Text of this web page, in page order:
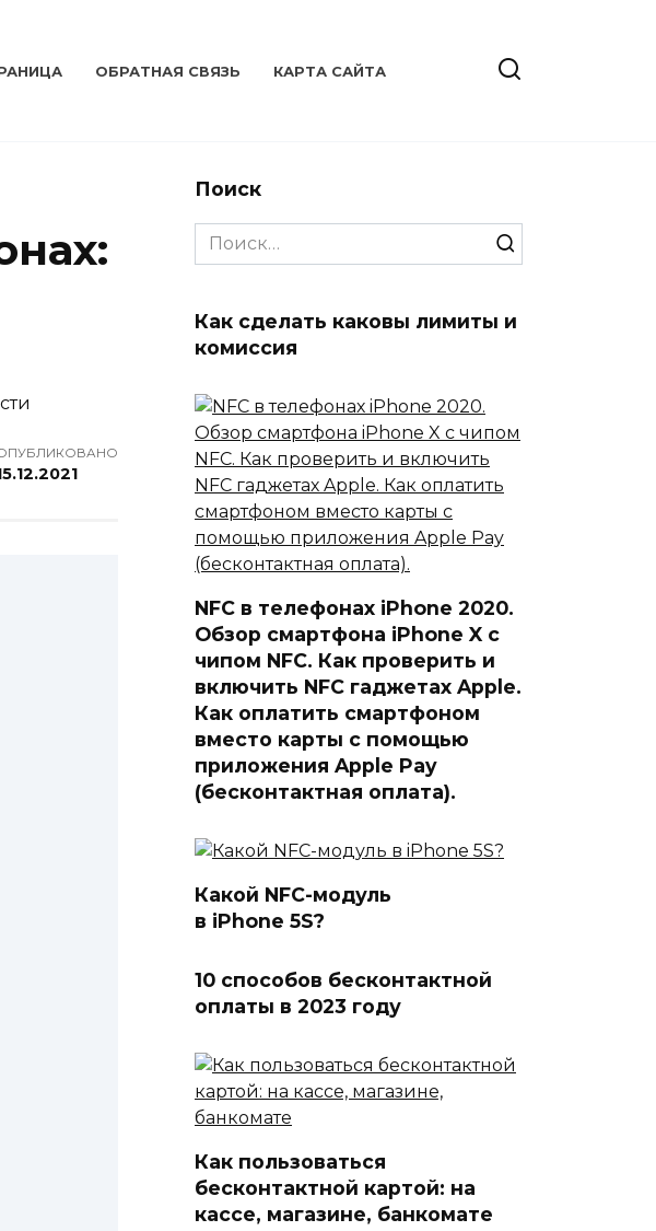
ОБРАТНАЯ СВЯЗЬ КАРТА САЙТА
Поиск
Search
for:
Как сделать каковы лимиты и
комиссия
NFC в телефонах iPhone 2020.
Обзор смартфона iPhone X с
чипом NFC. Как проверить и
включить NFC гаджетах Apple.
Как оплатить смартфоном
вместо карты с помощью
приложения Apple Pay
(бесконтактная оплата).
Какой NFC-модуль
в iPhone 5S?
10 способов бесконтактной
оплаты в 2023 году
Как пользоваться
бесконтактной картой: на
кассе, магазине, банкомате